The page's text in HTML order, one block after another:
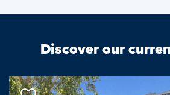
Gemeubileerd, gestoffeerd, gas/water/
Discover our